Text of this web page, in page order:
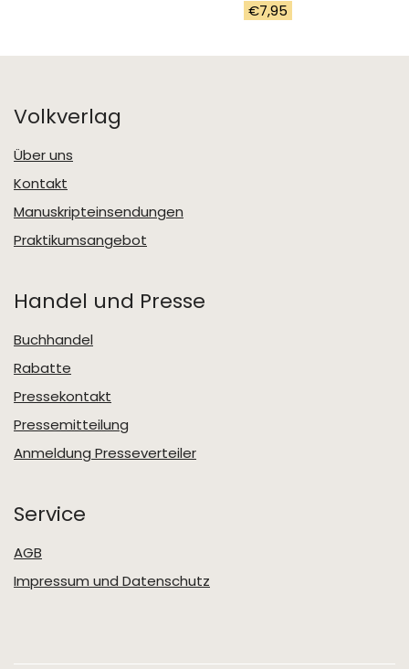
€7,95
Volkverlag
Über uns
Kontakt
Manuskripteinsendungen
Praktikumsangebot
Handel und Presse
Buchhandel
Rabatte
Pressekontakt
Pressemitteilung
Anmeldung Presseverteiler
Service
AGB
Impressum und Datenschutz